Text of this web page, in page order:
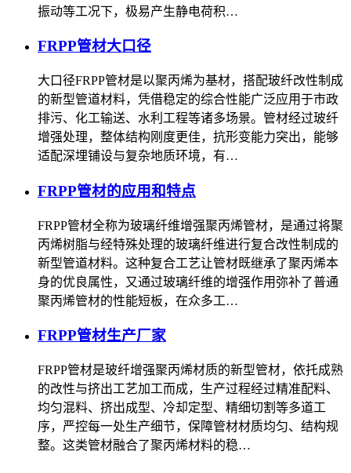
振动等工况下，极易产生静电荷积…
FRPP管材大口径
大口径FRPP管材是以聚丙烯为基材，搭配玻纤改性制成
的新型管道材料，凭借稳定的综合性能广泛应用于市政
排污、化工输送、水利工程等诸多场景。管材经过玻纤
增强处理，整体结构刚度更佳，抗形变能力突出，能够
适配深埋铺设与复杂地质环境，有…
FRPP管材的应用和特点
FRPP管材全称为玻璃纤维增强聚丙烯管材，是通过将聚
丙烯树脂与经特殊处理的玻璃纤维进行复合改性制成的
新型管道材料。这种复合工艺让管材既继承了聚丙烯本
身的优良属性，又通过玻璃纤维的增强作用弥补了普通
聚丙烯管材的性能短板，在众多工…
FRPP管材生产厂家
FRPP管材是玻纤增强聚丙烯材质的新型管材，依托成熟
的改性与挤出工艺加工而成，生产过程经过精准配料、
均匀混料、挤出成型、冷却定型、精细切割等多道工
序，严控每一处生产细节，保障管材材质均匀、结构规
整。这类管材融合了聚丙烯材料的稳…